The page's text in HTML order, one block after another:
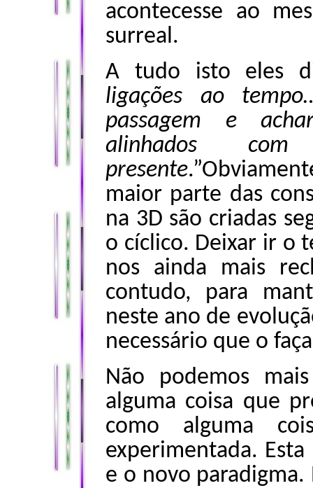
acontecesse ao
surreal.
A tudo isto eles
ligações ao
passagem e
alinhados
presente
maior parte das
na 3D são criadas
o cíclico. Deixar ir o
nos ainda mais
contudo, para
neste ano de
necessário que o
Não podemos
alguma coisa que
como alguma
experimentada.
e o novo